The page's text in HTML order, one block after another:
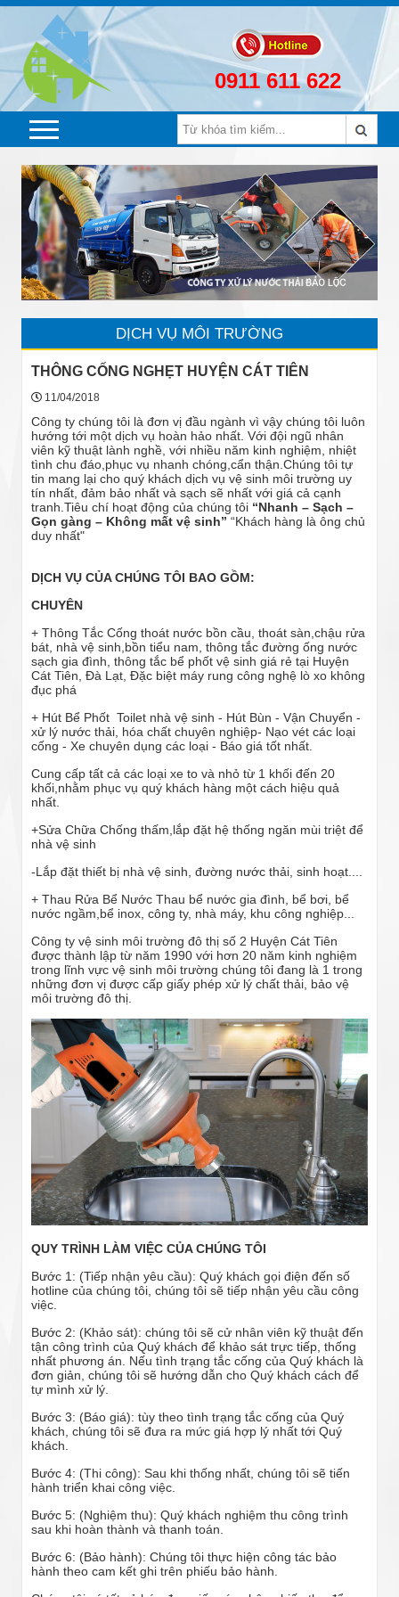
0911 611 622
DỊCH VỤ MÔI TRƯỜNG
THÔNG CỐNG NGHẸT HUYỆN CÁT TIÊN
11/04/2018
Công ty chúng tôi là đơn vị đầu ngành vì vậy chúng tôi luôn
hướng tới một dịch vụ hoàn hảo nhất. Với đội ngũ nhân
viên kỹ thuật lành nghề, với nhiều năm kinh nghiệm, nhiệt
tình chu đáo,phục vụ nhanh chóng,cẩn thận.Chúng tôi tự
tin mang lại cho quý khách dịch vụ vệ sinh môi trường uy
tín nhất, đảm bảo nhất và sạch sẽ nhất với giá cả cạnh
tranh.Tiêu chí hoạt động của chúng tôi “Nhanh – Sạch –
Gọn gàng – Không mất vệ sinh” “Khách hàng là ông chủ
duy nhất"
DỊCH VỤ CỦA CHÚNG TÔI BAO GỒM:
CHUYÊN
+ Thông Tắc Cống thoát nước bồn cầu, thoát sàn,chậu rửa
bát, nhà vệ sinh,bồn tiểu nam, thông tắc đường ống nước
sạch gia đình, thông tắc bể phốt vệ sinh giá rẻ tại Huyện
Cát Tiên, Đà Lạt, Đặc biệt máy rung công nghệ lò xo không
đục phá
+ Hút Bể Phốt Toilet nhà vệ sinh - Hút Bùn - Vận Chuyển -
xử lý nước thải, hóa chất chuyên nghiệp- Nạo vét các loại
cống - Xe chuyên dụng các loại - Báo giá tốt nhất.
Cung cấp tất cả các loại xe to và nhỏ từ 1 khối đến 20
khối,nhằm phục vụ quý khách hàng một cách hiệu quả
nhất.
+Sửa Chữa Chống thấm,lắp đặt hệ thống ngăn mùi triệt để
nhà vệ sinh
-Lắp đặt thiết bị nhà vệ sinh, đường nước thải, sinh hoạt....
+ Thau Rửa Bể Nước Thau bể nước gia đình, bể bơi, bể
nước ngầm,bể inox, công ty, nhà máy, khu công nghiệp...
Công ty vệ sinh môi trường đô thị số 2 Huyện Cát Tiên
được thành lập từ năm 1990 với hơn 20 năm kinh nghiệm
trong lĩnh vực vệ sinh môi trường chúng tôi đang là 1 trong
những đơn vị được cấp giấy phép xử lý chất thải, bảo vệ
môi trường đô thị.
QUY TRÌNH LÀM VIỆC CỦA CHÚNG TÔI
Bước 1: (Tiếp nhận yêu cầu): Quý khách gọi điện đến số
hotline của chúng tôi, chúng tôi sẽ tiếp nhận yêu cầu công
việc.
Bước 2: (Khảo sát): chúng tôi sẽ cử nhân viên kỹ thuật đến
tận công trình của Quý khách để khảo sát trực tiếp, thống
nhất phương án. Nếu tình trạng tắc cống của Quý khách là
đơn giản, chúng tôi sẽ hướng dẫn cho Quý khách cách để
tự mình xử lý.
Bước 3: (Báo giá): tùy theo tình trạng tắc cống của Quý
khách, chúng tôi sẽ đưa ra mức giá hợp lý nhất tới Quý
khách.
Bước 4: (Thi công): Sau khi thống nhất, chúng tôi sẽ tiến
hành triển khai công việc.
Bước 5: (Nghiệm thu): Quý khách nghiệm thu công trình
sau khi hoàn thành và thanh toán.
Bước 6: (Bảo hành): Chúng tôi thực hiện công tác bảo
hành theo cam kết ghi trên phiếu bảo hành.